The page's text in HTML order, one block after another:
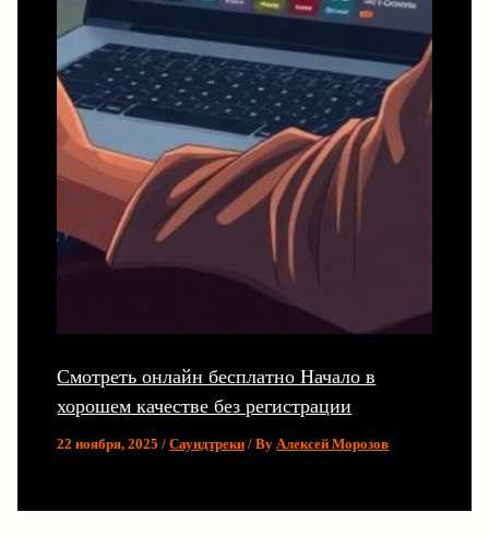
Смотреть онлайн бесплатно Начало в
хорошем качестве без регистрации
22 ноября, 2025/Саундтреки / By Алексей Морозов